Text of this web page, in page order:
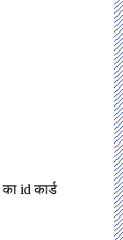
का id कार्ड